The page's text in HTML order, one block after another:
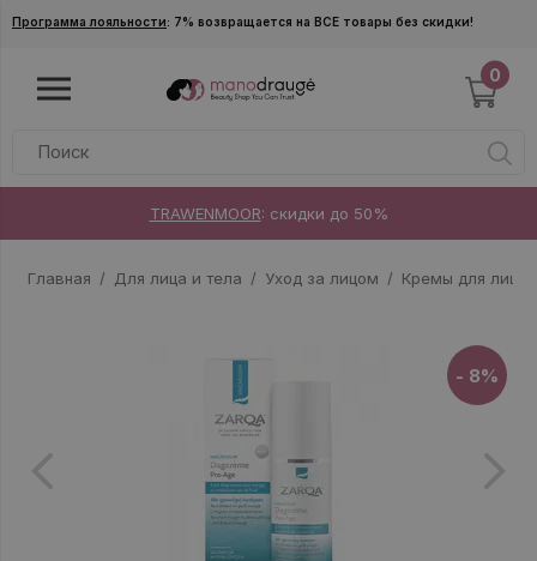
Skip to main content
Программа лояльности: 7% возвращается на ВСЕ товары без скидки!
0
TRAWENMOOR: скидки до 50%
Главная Для лица и тела Уход за лицом Кремы для лица
- 8%